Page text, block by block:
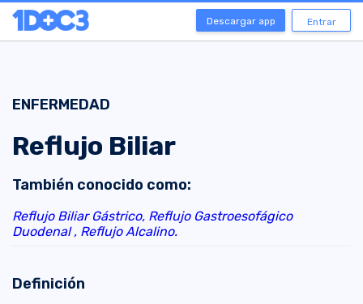
Descargar app Entrar
ENFERMEDAD
Reflujo Biliar
También conocido como:
Reflujo Biliar Gástrico, Reflujo Gastroesofágico
Duodenal , Reflujo Alcalino.
Definición